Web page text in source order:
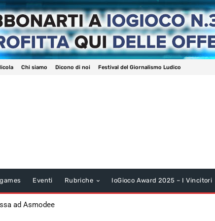
Chi siamo Dicono di noi Festival del Giornalismo Ludico
Eventi Rubriche IoGioco Award 2025 – I Vincitori
ad Asmodee